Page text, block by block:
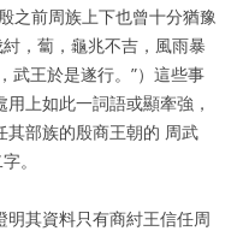
之前周族上下也曾十分猶豫
紂，蔔，龜兆不吉，風雨暴
武王於是遂行。”）這些事
上如此一詞語或顯牽強，
其部族的殷商王朝的 周武
。
其資料只有商紂王信任周